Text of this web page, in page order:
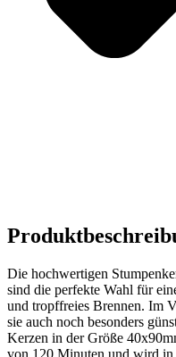
Die hochwertigen
sind die perfekte Wahl für
und tropffreies Brennen. Im
sie auch noch besonders
Kerzen in der Größe
von 120 Minuten und wird in